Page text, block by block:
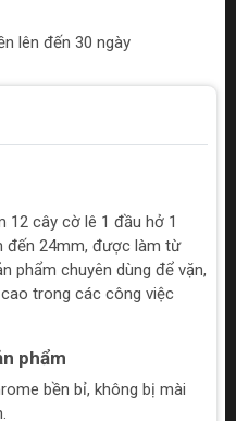
lên đến 30 ngày
12 cây cờ lê 1 đầu hở 1
đến 24mm, được làm từ
phẩm chuyên dùng để vặn,
trong các công việc
phẩm
bền bỉ, không bị mài